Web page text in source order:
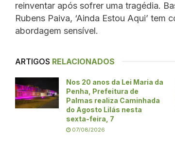
reinventar após sofrer uma tragédia.
Rubens Paiva, ‘Ainda Estou Aqui’
abordagem sensível.
ARTIGOS RELACIONADOS
Nos 20 anos da Lei Maria da
Penha, Prefeitura de
Palmas realiza Caminhada
do Agosto Lilás nesta
sexta-feira, 7
07/08/2026